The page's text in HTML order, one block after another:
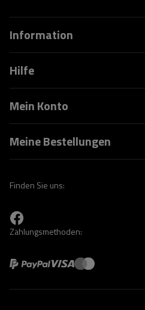
Information
Hilfe
Mein Konto
Meine Bestellungen
Finden Sie uns:
Zahlungsmethoden: